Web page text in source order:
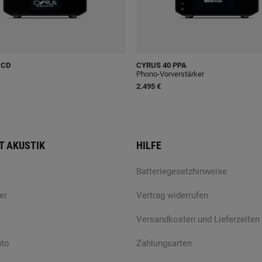
CYRUS 40 PPA
Phono-Vorverstärker
2.495 €
AKUSTIK HILFE
Batteriegesetzhinweise
Vertrag widerrufen
Versandkosten und Lieferzeiten
Zahlungsarten